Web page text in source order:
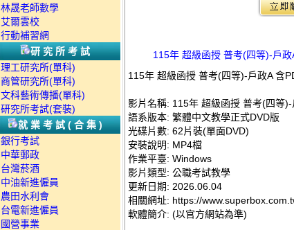
林晟老師數學
艾爾雲校
行動補習網
研究所考試
理工研究所(單科)
商管研究所(單科)
文科藝術傳播(單科)
研究所考試(套裝)
就業考試(合集)
銀行考試
中華郵政
台灣菸酒
中油新進僱員
農田水利會
台電新進僱員
國營事業
115年 超級函授 普考(四等)-戶
115年 超級函授 普考(四等)-戶政A 含
影片名稱: 115年 超級函授 普考(四等
語系版本: 繁體中文教學正式DVD版
光碟片數: 62片裝(單面DVD)
安裝說明: MP4檔
作業平臺: Windows
影片類型: 公職考試教學
更新日期: 2026.06.04
相關網址: https://
軟體簡介: (以官方網站為準)